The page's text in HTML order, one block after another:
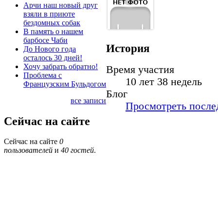
Арчи наш новый друг
взяли в приюте
бездомных собак
В память о нашем
барбосе Чаби
До Нового года
осталось 30 дней!
Хочу забрать обратно!
Проблема с
Французским Бульдогом
все записи
Сейчас на сайте
Сейчас на сайте 0
пользователей и 40 гостей.
История
Время участия
10 лет 38 недель
Блог
Просмотреть